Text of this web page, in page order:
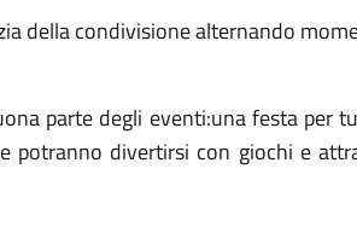
della condivisione alternando
parte degli eventi:una festa per
potranno divertirsi con giochi e